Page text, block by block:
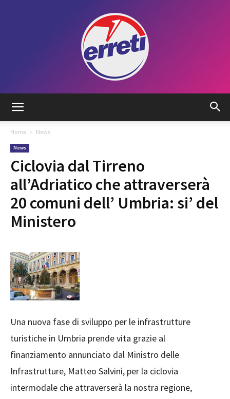
Home News
News
Ciclovia dal Tirreno
all’Adriatico che attraverserà
20 comuni dell’ Umbria: si’ del
Ministero
Una nuova fase di sviluppo per le infrastrutture
turistiche in Umbria prende vita grazie al
finanziamento annunciato dal Ministro delle
Infrastrutture, Matteo Salvini, per la ciclovia
intermodale che attraverserà la nostra regione,